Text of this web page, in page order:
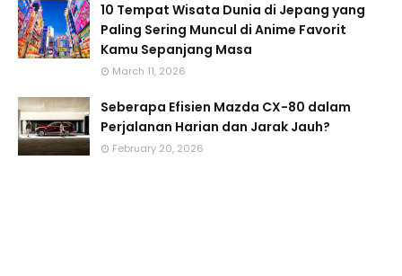
10 Tempat Wisata Dunia di Jepang yang
Paling Sering Muncul di Anime Favorit
Kamu Sepanjang Masa
March 11, 2026
Seberapa Efisien Mazda CX-80 dalam
Perjalanan Harian dan Jarak Jauh?
February 20, 2026